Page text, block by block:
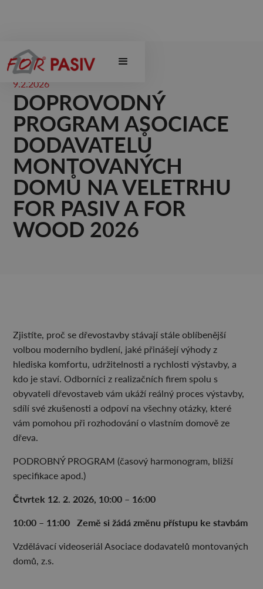
9.2.2026
DOPROVODNÝ
PROGRAM ASOCIACE
DODAVATELŮ
MONTOVANÝCH
DOMŮ NA VELETRHU
FOR PASIV A FOR
WOOD 2026
Zjistíte, proč se dřevostavby stávají stále oblíbenější
volbou moderního bydlení, jaké přinášejí výhody z
hlediska komfortu, udržitelnosti a rychlosti výstavby, a
kdo je staví. Odborníci z realizačních firem spolu s
obyvateli dřevostaveb vám ukáží reálný proces výstavby,
sdílí své zkušenosti a odpoví na všechny otázky, které
vám pomohou při rozhodování o vlastním domově ze
dřeva.
PODROBNÝ PROGRAM (časový harmonogram, bližší
specifikace apod.)
Čtvrtek 12. 2. 2026, 10:00 – 16:00
10:00 – 11:00 Země sižádá změnu přístupu ke stavbám
Vzdělávací videoseriál Asociace dodavatelů montovaných
domů, z.s.